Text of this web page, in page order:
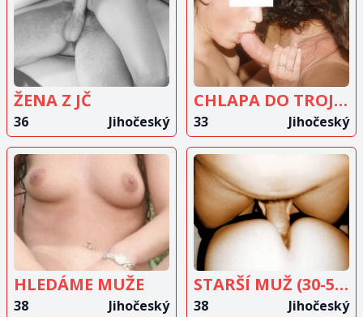
ZOBRAZIT
INZERÁT
ŽENA Z JČ
36 Jihočeský
ZOBRAZIT
INZERÁT
CHLAPA DO TROJKY?
33 Jihočeský
ZOBRAZIT
INZERÁT
HLEDÁME MUŽE
38 Jihočeský
ZOBRAZIT
INZERÁT
STARŠÍ MUŽ (30-50LET)
38 Jihočeský